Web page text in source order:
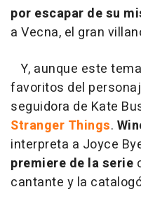
por escapar de su
a Vecna, el gran
Y, aunque este
favoritos del
seguidora de Kate
Stranger Things.
interpreta a Joyce
premiere de la serie
cantante y la